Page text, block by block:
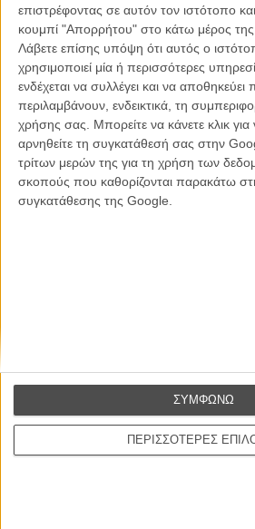
επιστρέφοντας σε αυτόν τον ιστότοπο
κουμπί "Απορρήτου" στο κάτω μέρος της
Λάβετε επίσης υπόψη ότι αυτός ο
χρησιμοποιεί μία ή περισσότερες
ενδέχεται να συλλέγει και να
περιλαμβάνουν, ενδεικτικά, τη
χρήσης σας. Μπορείτε να κάνετε κλικ
αρνηθείτε τη συγκατάθεσή σας στην
τρίτων μερών της για τη χρήση των
σκοπούς που καθορίζονται παρακάτω
συγκατάθεσης της Google.
ΠΕΡΙΣΣΟΤΕΡΕΣ
ΣΥΜΦΩΝΩ
CONNECT
Εγγράψου στο εβδομαδιαίο newsletter μας.
Θέλω να λαμβάνω τα newsletter σας.